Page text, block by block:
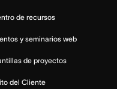
de recursos
y seminarios web
de proyectos
del Cliente